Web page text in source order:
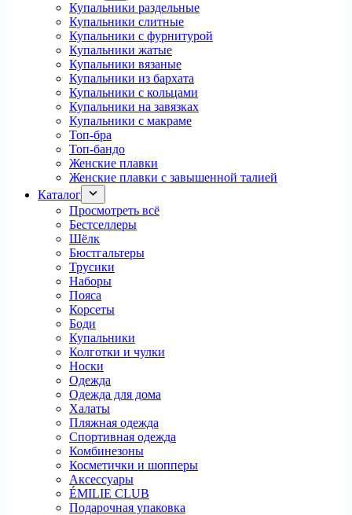
Купальники раздельные
Купальники слитные
Купальники с фурнитурой
Купальники жатые
Купальники вязаные
Купальники из бархата
Купальники с кольцами
Купальники на завязках
Купальники с макраме
Топ-бра
Топ-бандо
Женские плавки
Женские плавки с завышенной талией
Каталог
Просмотреть всё
Бестселлеры
Шёлк
Бюстгальтеры
Трусики
Наборы
Пояса
Корсеты
Боди
Купальники
Колготки и чулки
Носки
Одежда
Одежда для дома
Халаты
Пляжная одежда
Спортивная одежда
Комбинезоны
Косметички и шопперы
Аксессуары
ÉMILIE CLUB
Подарочная упаковка